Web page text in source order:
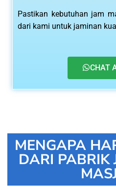
Pastikan kebutuhan jam
dari kami untuk jaminan
CHAT
MENGAPA
DARI PABRIK